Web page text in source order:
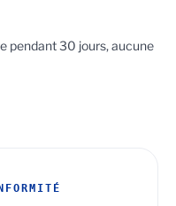
pendant 30 jours, aucune